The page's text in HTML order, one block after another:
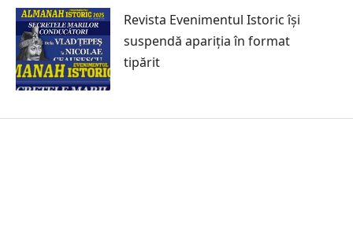
Revista Evenimentul Istoric își
suspendă apariția în format
tipărit